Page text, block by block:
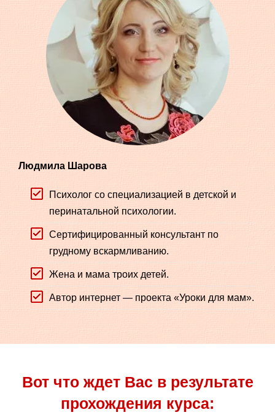
Людмила Шарова
Психолог со специализацией в детской и
перинатальной психологии.
Сертифицированный консультант по
грудному вскармливанию.
Жена и мама троих детей.
Автор интернет — проекта «Уроки для мам».
Вот что ждет Вас в результате
прохождения курса: